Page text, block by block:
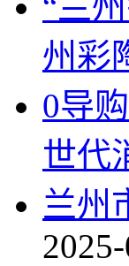
州彩
0导
世代
兰州